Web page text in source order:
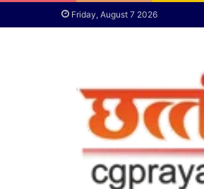
Friday, August 7 2026